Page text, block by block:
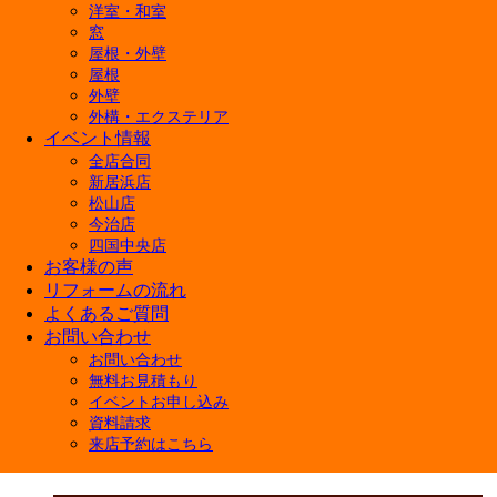
開
洋室・和室
窓
屋根・外壁
屋根
外壁
外構・エクステリア
イベント情報
全店合同
新居浜店
松山店
今治店
四国中央店
お客様の声
リフォームの流れ
よくあるご質問
お問い合わせ
お問い合わせ
無料お見積もり
イベントお申し込み
資料請求
来店予約はこちら
会社概要
経営理念
店舗紹介